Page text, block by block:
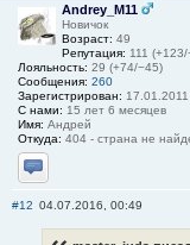
Andrey_M11
Новичок
Возраст: 49
Репутация: 111
Лояльность: 29 (+74/−45)
Сообщения: 260
Зарегистрирован: 17.01.2011
С нами: 15 лет 6 месяцев
Имя: Андрей
Откуда: 404 - страна не
Отправить личное
#12 04.07.2016, 00:49